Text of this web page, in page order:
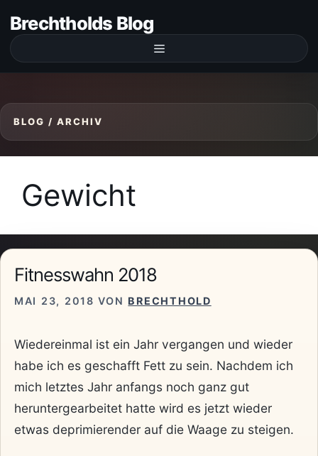
Inhalt
springen
Brechtholds Blog
Menü
Gewicht
Fitnesswahn 2018
MAI 23, 2018 VON BRECHTHOLD
Wiedereinmal ist ein Jahr vergangen und wieder
habe ich es geschafft Fett zu sein. Nachdem ich
mich letztes Jahr anfangs noch ganz gut
heruntergearbeitet hatte wird es jetzt wieder
etwas deprimierender auf die Waage zu steigen.